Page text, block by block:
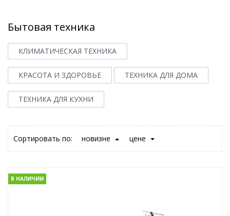
Бытовая техника
КЛИМАТИЧЕСКАЯ ТЕХНИКА
КРАСОТА И ЗДОРОВЬЕ ТЕХНИКА ДЛЯ ДОМА
ТЕХНИКА ДЛЯ КУХНИ
Сортировать по: новизне цене
В НАЛИЧИИ